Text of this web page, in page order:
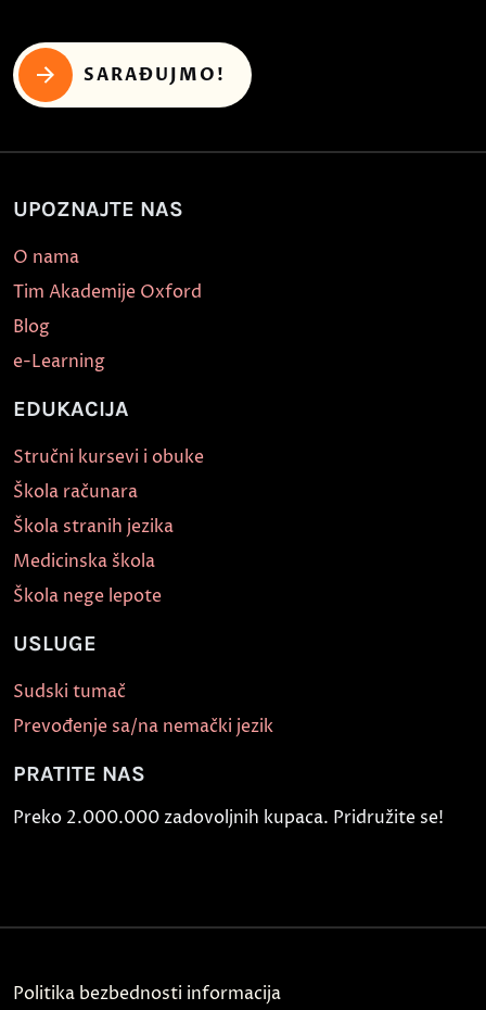
SARAĐUJMO!
UPOZNAJTE NAS
O nama
Tim Akademije Oxford
Blog
e-Learning
EDUKACIJA
Stručni kursevi i obuke
Škola računara
Škola stranih jezika
Medicinska škola
Škola nege lepote
USLUGE
Sudski tumač
Prevođenje sa/na nemački jezik
PRATITE NAS
Preko 2.000.000 zadovoljnih kupaca. Pridružite se!
Politika bezbednosti informacija